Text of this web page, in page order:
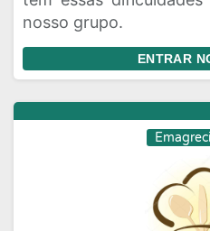
nosso grupo.
ENTRAR